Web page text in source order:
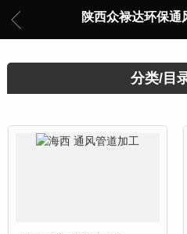
陕西众禄达环保通
分类/目